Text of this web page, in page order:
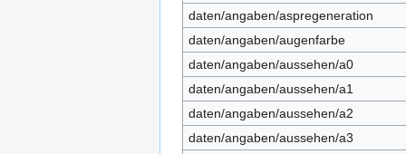
daten/angaben/aspregeneration
daten/angaben/augenfarbe
daten/angaben/aussehen/a0
daten/angaben/aussehen/a1
daten/angaben/aussehen/a2
daten/angaben/aussehen/a3